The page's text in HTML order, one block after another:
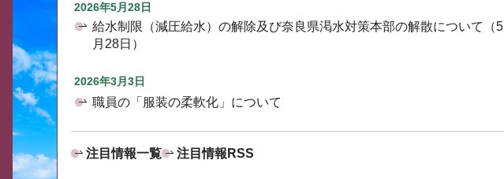
2026年5月28日
給水制限（減圧給水）の解除及び奈良県渇水対策本部の解散について（5
月28日）
2026年3月3日
職員の「服装の柔軟化」について
注目情報一覧 注目情報RSS